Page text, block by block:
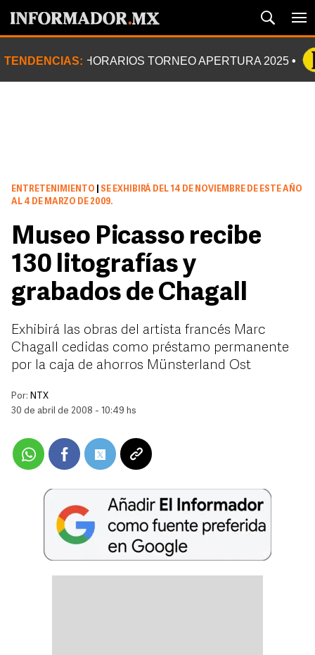
TENDENCIAS: HORARIOS TORNEO APERTURA 2025
ENTRETENIMIENTO
SE EXHIBIRÁ DEL 14 DE NOVIEMBRE DE ESTE AÑO
AL 4 DE MARZO DE 2009.
Museo Picasso recibe
130 litografías y
grabados de Chagall
Exhibirá las obras del artista francés Marc
Chagall cedidas como préstamo permanente
por la caja de ahorros Münsterland Ost
Por: NTX
30 de abril de 2008 - 10:49 hs